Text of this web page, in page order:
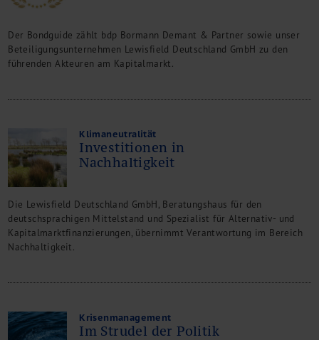
Der Bondguide zählt bdp Bormann Demant & Partner sowie unser
Beteiligungsunternehmen Lewisfield Deutschland GmbH zu den
führenden Akteuren am Kapitalmarkt.
Klimaneutralität
Investitionen in
Nachhaltigkeit
Die Lewisfield Deutschland GmbH, Beratungshaus für den
deutschsprachigen Mittelstand und Spezialist für Alternativ- und
Kapitalmarktfinanzierungen, übernimmt Verantwortung im Bereich
Nachhaltigkeit.
Krisenmanagement
Im Strudel der Politik